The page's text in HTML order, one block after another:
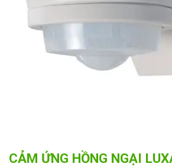
CẢM ỨNG HỒNG NGẠI